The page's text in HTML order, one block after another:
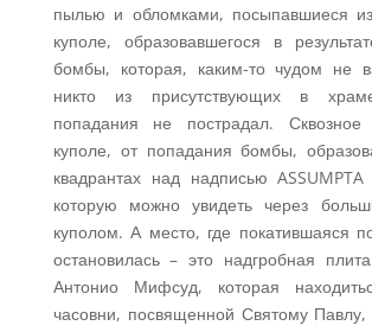
пылью и обломками, посыпавшиеся
куполе, образовавшегося в
бомбы, которая, каким-то чудом не
никто из присутствующих в
попадания не пострадал. Сквозное
куполе, от попадания бомбы,
квадрантах над надписью
которую можно увидеть через
куполом. А место, где покатившаяся
остановилась – это надгробная
Антонио Мифсуд, которая
часовни, посвященной Святому